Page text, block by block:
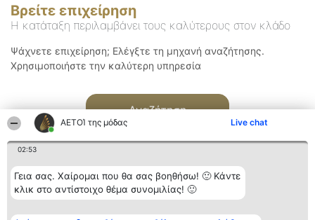
ΑΕΤΟΊ της μόδας Live chat
02:53
Γεια σας. Χαίρομαι που θα σας βοηθήσω! 🙂 Κάντε
κλικ στο αντίστοιχο θέμα συνομιλίας! 🙂
Βρείτε επιχείρηση
Η κατάταξη περιλαμβάνει τους καλύτερους στον κλάδο
Ψάχνετε επιχείρηση; Ελέγξτε τη μηχανή αναζήτησης.
Χρησιμοποιήστε την καλύτερη υπηρεσία
Αναζήτηση
Διοργανωτής της
Κατάταξη Επικοινωνία